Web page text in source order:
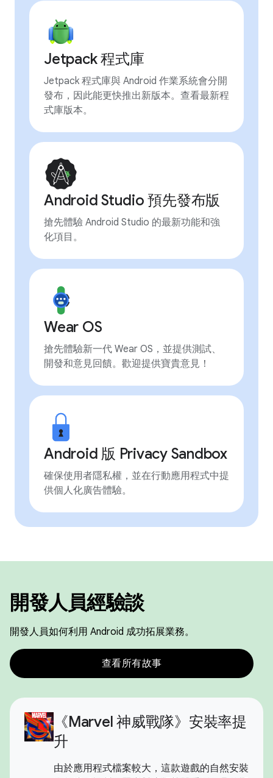
Jetpack 程式庫
Jetpack 程式庫與 Android 作業系統會分開
發布，因此能更快推出新版本。查看最新程
式庫版本。
Android Studio 預先發布版
搶先體驗 Android Studio 的最新功能和強
化項目。
Wear OS
搶先體驗新一代 Wear OS，並提供測試、
開發和意見回饋。歡迎提供寶貴意見！
Android 版 Privacy Sandbox
確保使用者隱私權，並在行動應用程式中提
供個人化廣告體驗。
開發人員經驗談
開發人員如何利用 Android 成功拓展業務。
查看所有故事
《Marvel 神威戰隊》安裝率提
升
由於應用程式檔案較大，這款遊戲的自然安裝